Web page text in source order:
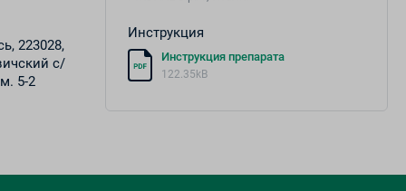
223028,
с/
5-2
Инструкция
Инструкция препарата
122.35kB